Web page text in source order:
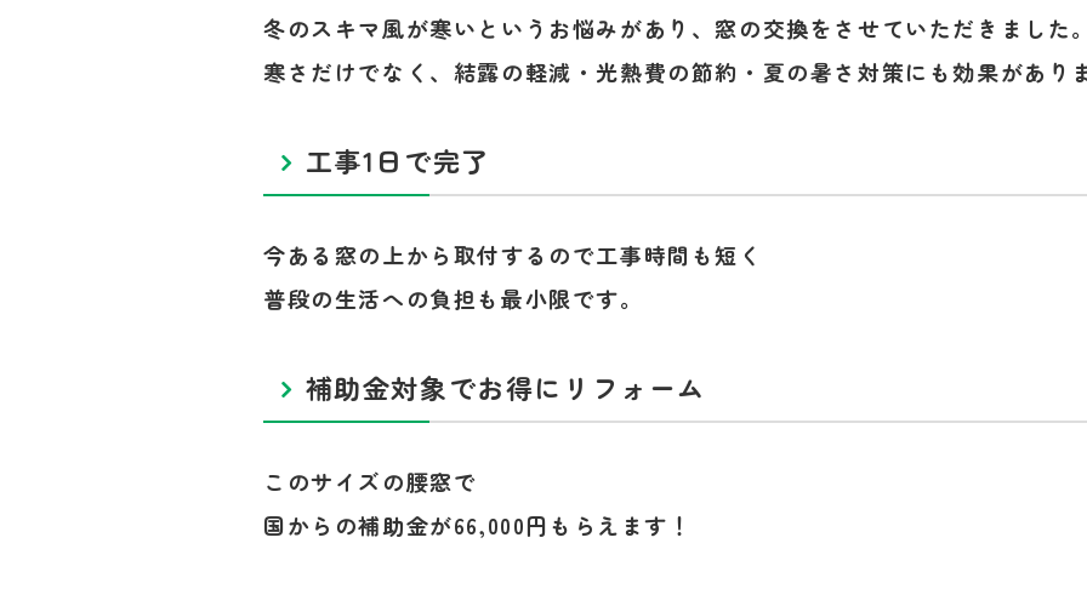
冬のスキマ風が寒いというお悩みがあり、窓の交換をさせていただきました
寒さだけでなく、結露の軽減・光熱費の節約・夏の暑さ対策にも効果があり
工事1日で完了
今ある窓の上から取付するので工事時間も短く
普段の生活への負担も最小限です。
補助金対象でお得にリフォーム
このサイズの腰窓で
国からの補助金が66,000円もらえます！